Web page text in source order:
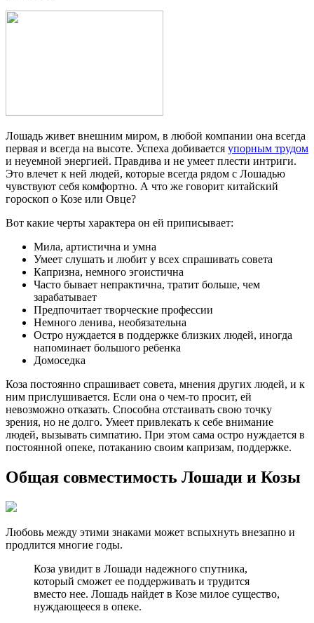
Лошадь живет внешним миром, в любой компании она всегда
первая и всегда на высоте. Успеха добивается упорным трудом
и неуемной энергией. Правдива и не умеет плести интриги.
Это влечет к ней людей, которые всегда рядом с Лошадью
чувствуют себя комфортно. А что же говорит китайский
гороскоп о Козе или Овце?
Вот какие черты характера он ей приписывает:
Мила, артистична и умна
Умеет слушать и любит у всех спрашивать совета
Капризна, немного эгоистична
Часто бывает непрактична, тратит больше, чем
зарабатывает
Предпочитает творческие профессии
Немного ленива, необязательна
Остро нуждается в поддержке близких людей, иногда
напоминает большого ребенка
Домоседка
Коза постоянно спрашивает совета, мнения других людей, и к
ним прислушивается. Если она о чем-то просит, ей
невозможно отказать. Способна отстаивать свою точку
зрения, но не долго. Умеет привлекать к себе внимание
людей, вызывать симпатию. При этом сама остро нуждается в
постоянной опеке, потаканию своим капризам, поддержке.
Общая совместимость Лошади и Козы
Любовь между этими знаками может вспыхнуть внезапно и
продлится многие годы.
Коза увидит в Лошади надежного спутника,
который сможет ее поддерживать и трудится
вместо нее. Лошадь найдет в Козе милое существо,
нуждающееся в опеке.